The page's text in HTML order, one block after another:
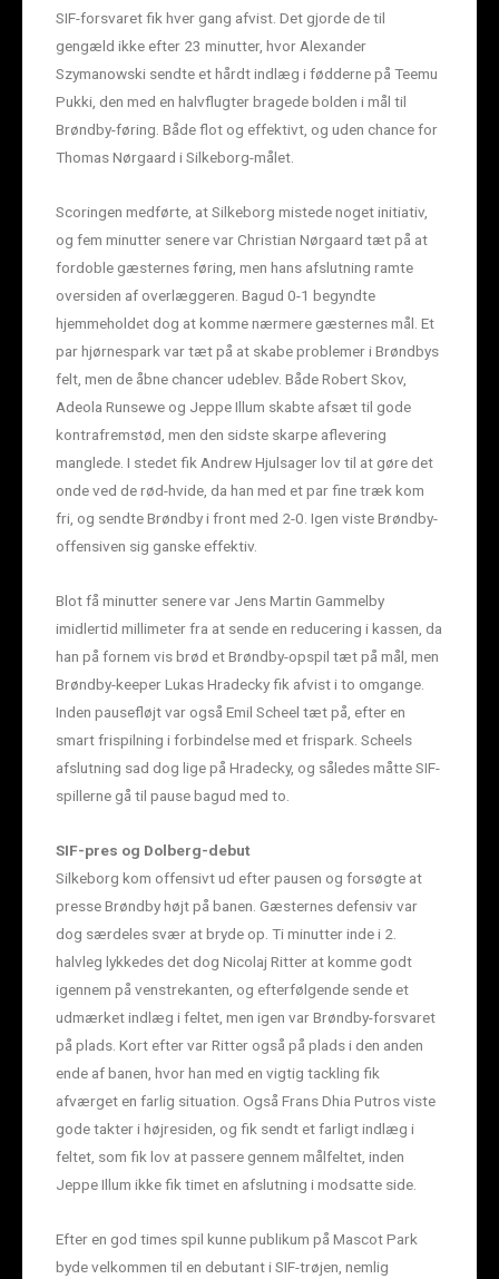
SIF-forsvaret fik hver gang afvist. Det gjorde de til
gengæld ikke efter 23 minutter, hvor Alexander
Szymanowski sendte et hårdt indlæg i fødderne på Teemu
Pukki, den med en halvflugter bragede bolden i mål til
Brøndby-føring. Både flot og effektivt, og uden chance for
Thomas Nørgaard i Silkeborg-målet.
Scoringen medførte, at Silkeborg mistede noget initiativ,
og fem minutter senere var Christian Nørgaard tæt på at
fordoble gæsternes føring, men hans afslutning ramte
oversiden af overlæggeren. Bagud 0-1 begyndte
hjemmeholdet dog at komme nærmere gæsternes mål. Et
par hjørnespark var tæt på at skabe problemer i Brøndbys
felt, men de åbne chancer udeblev. Både Robert Skov,
Adeola Runsewe og Jeppe Illum skabte afsæt til gode
kontrafremstød, men den sidste skarpe aflevering
manglede. I stedet fik Andrew Hjulsager lov til at gøre det
onde ved de rød-hvide, da han med et par fine træk kom
fri, og sendte Brøndby i front med 2-0. Igen viste Brøndby-
offensiven sig ganske effektiv.
Blot få minutter senere var Jens Martin Gammelby
imidlertid millimeter fra at sende en reducering i kassen, da
han på fornem vis brød et Brøndby-opspil tæt på mål, men
Brøndby-keeper Lukas Hradecky fik afvist i to omgange.
Inden pausefløjt var også Emil Scheel tæt på, efter en
smart frispilning i forbindelse med et frispark. Scheels
afslutning sad dog lige på Hradecky, og således måtte SIF-
spillerne gå til pause bagud med to.
SIF-pres og Dolberg-debut
Silkeborg kom offensivt ud efter pausen og forsøgte at
presse Brøndby højt på banen. Gæsternes defensiv var
dog særdeles svær at bryde op. Ti minutter inde i 2.
halvleg lykkedes det dog Nicolaj Ritter at komme godt
igennem på venstrekanten, og efterfølgende sende et
udmærket indlæg i feltet, men igen var Brøndby-forsvaret
på plads. Kort efter var Ritter også på plads i den anden
ende af banen, hvor han med en vigtig tackling fik
afværget en farlig situation. Også Frans Dhia Putros viste
gode takter i højresiden, og fik sendt et farligt indlæg i
feltet, som fik lov at passere gennem målfeltet, inden
Jeppe Illum ikke fik timet en afslutning i modsatte side.
Efter en god times spil kunne publikum på Mascot Park
byde velkommen til en debutant i SIF-trøjen, nemlig